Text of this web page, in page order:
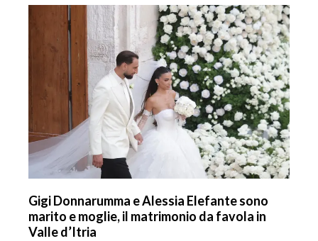
Gigi Donnarumma e Alessia Elefante sono
marito e moglie, il matrimonio da favola in
Valle d’Itria